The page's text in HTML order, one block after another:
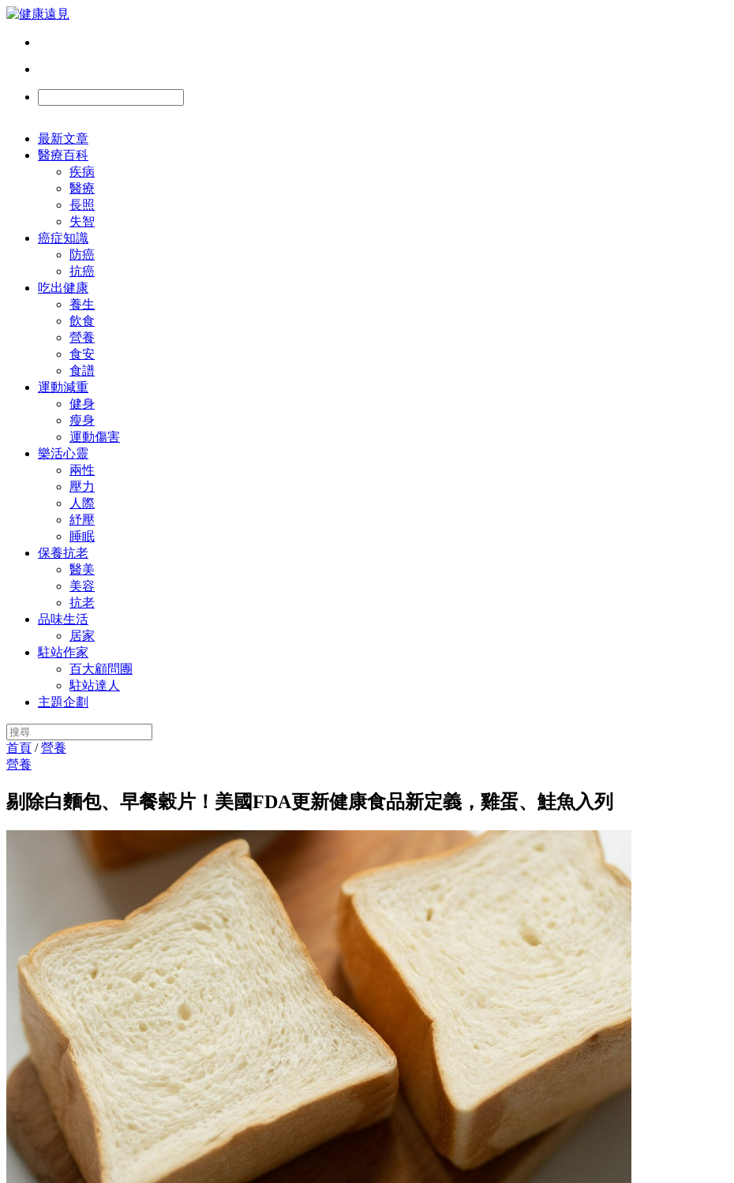
最新文章
醫療百科
疾病
醫療
長照
失智
癌症知識
防癌
抗癌
吃出健康
養生
飲食
營養
食安
食譜
運動減重
健身
瘦身
運動傷害
樂活心靈
兩性
壓力
人際
紓壓
睡眠
保養抗老
醫美
美容
抗老
品味生活
居家
駐站作家
百大顧問團
駐站達人
主題企劃
首頁 /營養
營養
剔除白麵包、早餐穀片！美國FDA更新健康食品新定義，雞蛋、鮭魚入列